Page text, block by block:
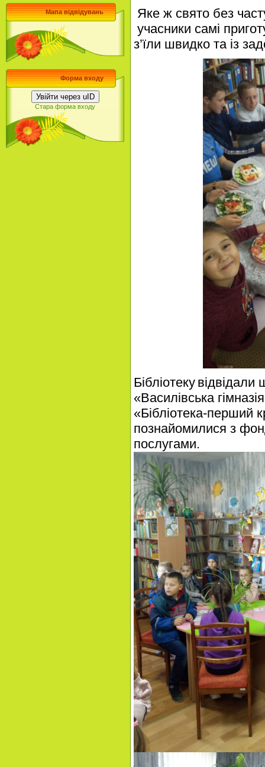
Мапа відвідувань
Форма входу
Увійти через uID
Стара форма входу
Яке ж свято без
учасники самі
з’їли швидко та із
Бібліотеку відвідали
«Василівська
«Бібліотека-перший
познайомилися з
послугами.